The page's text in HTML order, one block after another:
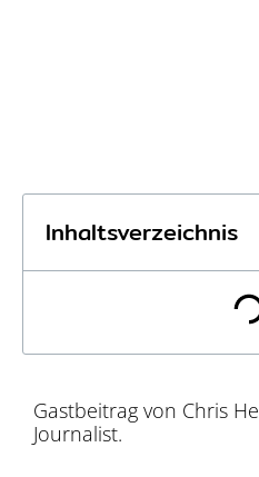
Inhaltsverzeichnis
Gastbeitrag von Chris
Journalist.